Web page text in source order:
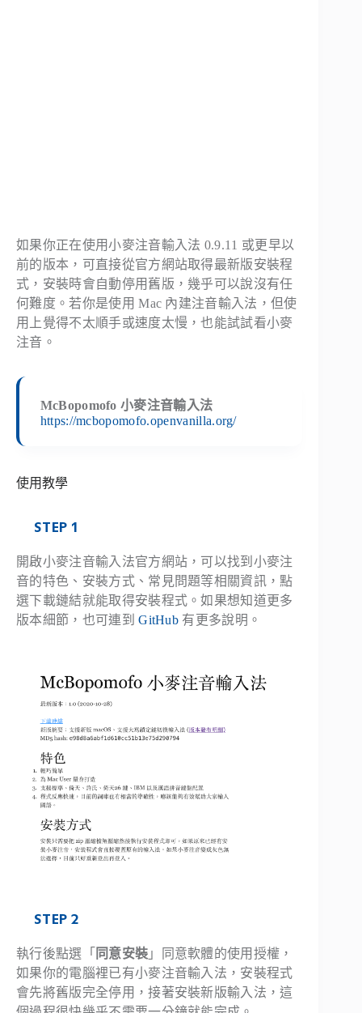
如果你正在使用小麥注音輸入法 0.9.11 或更早以
前的版本，可直接從官方網站取得最新版安裝程
式，安裝時會自動停用舊版，幾乎可以說沒有任
何難度。若你是使用 Mac 內建注音輸入法，但使
用上覺得不太順手或速度太慢，也能試試看小麥
注音。
McBopomofo 小麥注音輸入法
https://mcbopomofo.openvanilla.org/
使用教學
STEP 1
開啟小麥注音輸入法官方網站，可以找到小麥注
音的特色、安裝方式、常見問題等相關資訊，點
選下載鏈結就能取得安裝程式。如果想知道更多
版本細節，也可連到GitHub 有更多說明。
STEP 2
執行後點選「 同意安裝 」同意軟體的使用授權，
如果你的電腦裡已有小麥注音輸入法，安裝程式
會先將舊版完全停用，接著安裝新版輸入法，這